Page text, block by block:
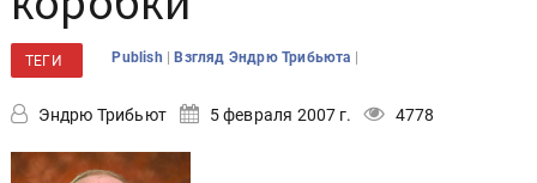
ТЕГИ Publish |Взгляд Эндрю Трибьюта |
Эндрю Трибьют 5 февраля 2007 г. 4778